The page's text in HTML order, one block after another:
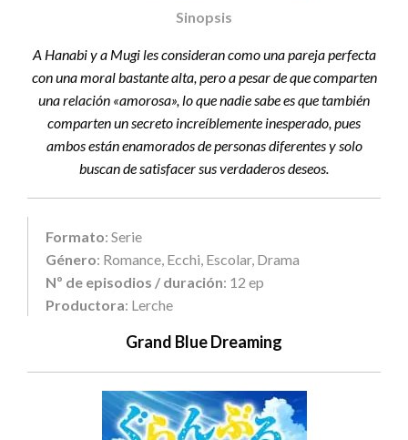
Sinopsis
A Hanabi y a Mugi les consideran como una pareja perfecta
con una moral bastante alta, pero a pesar de que comparten
una relación «amorosa», lo que nadie sabe es que también
comparten un secreto increíblemente inesperado, pues
ambos están enamorados de personas diferentes y solo
buscan de satisfacer sus verdaderos deseos.
Formato: Serie
Género: Romance, Ecchi, Escolar, Drama
Nº de episodios / duración: 12 ep
Productora: Lerche
Grand Blue Dreaming